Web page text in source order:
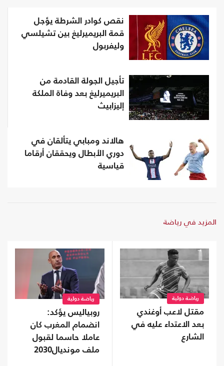
نقص كوادر الشرطة يؤجل
قمة البريميرليغ بين تشيلسي
وليفربول
تأجيل الجولة القادمة من
البريميرليغ بعد وفاة الملكة
إليزابيث
هالاند ومبابي يتألقان في
دوري الأبطال ويحققان أرقاما
قياسية
المزيد في رياضة
رياضة دولية
مقتل لاعب أوغندي
بعد الاعتداء عليه في
الشارع
رياضة دولية
روبياليس يؤكد:
انضمام المغرب كان
عاملا حاسما لقبول
ملف مونديال2030